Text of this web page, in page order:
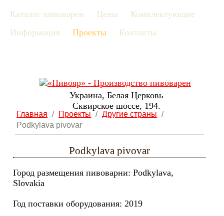
Каталог пивоварен Цены
Комплектующие
Информация
Проекты Контакты
Украина, Белая Церковь
Сквирское шоссе, 194.
Главная / Проекты / Другие страны
/
Podkylava pivovar
Podkylava pivovar
Город размещения пивоварни: Podkylava,
Slovakia
Год поставки оборудования: 2019